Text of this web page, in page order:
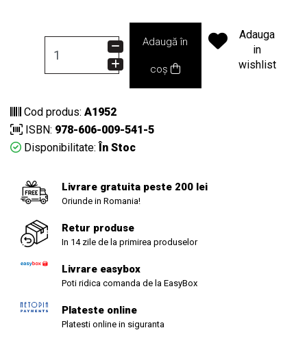
Adaugă în
coș
Adauga
in
wishlist
Cod produs: A1952
ISBN: 978-606-009-541-5
Disponibilitate: În Stoc
Livrare gratuita peste 200 lei
Oriunde in Romania!
Retur produse
In 14 zile de la primirea produselor
Livrare easybox
Poti ridica comanda de la EasyBox
Plateste online
Platesti online in siguranta